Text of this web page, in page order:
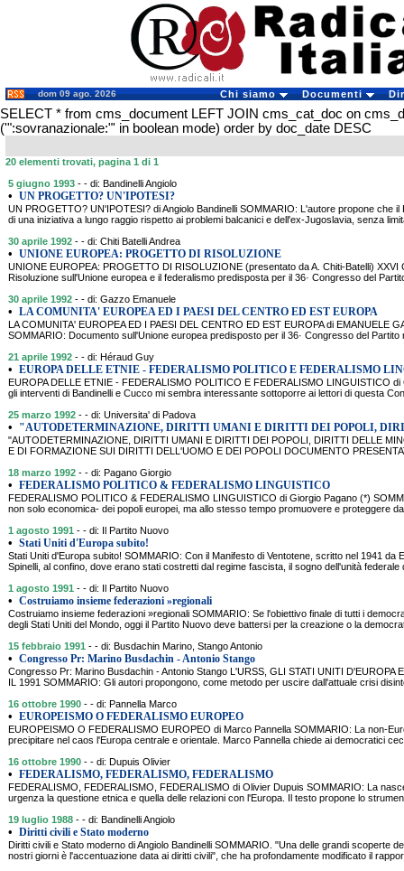
dom 09 ago. 2026 Chi siamo Documenti
SELECT * from cms_document LEFT JOIN cms_cat_doc on
('":sovranazionale:"' in boolean mode) order by doc_date DESC
20 elementi trovati, pagina 1 di 1
5 giugno 1993 - - di: Bandinelli Angiolo
• UN PROGETTO? UN'IPOTESI?
UN PROGETTO? UN'IPOTESI? di Angiolo Bandinelli SOMMARIO: L'autore propone che
di una iniziativa a lungo raggio rispetto ai problemi balcanici e dell'ex-Jugoslavia, senza
30 aprile 1992 - - di: Chiti Batelli Andrea
• UNIONE EUROPEA: PROGETTO DI RISOLUZIONE
UNIONE EUROPEA: PROGETTO DI RISOLUZIONE (presentato da A. Chiti-Batelli)
Risoluzione sull'Unione europea e il federalismo predisposta per il 36· Congresso del
30 aprile 1992 - - di: Gazzo Emanuele
• LA COMUNITA' EUROPEA ED I PAESI DEL CENTRO ED EST EUROPA
LA COMUNITA' EUROPEA ED I PAESI DEL CENTRO ED EST EUROPA di EMANUELE
SOMMARIO: Documento sull'Unione europea predisposto per il 36· Congresso del
21 aprile 1992 - - di: Héraud Guy
• EUROPA DELLE ETNIE - FEDERALISMO POLITICO E FEDERALISMO
EUROPA DELLE ETNIE - FEDERALISMO POLITICO E FEDERALISMO LINGUISTICO
gli interventi di Bandinelli e Cucco mi sembra interessante sottoporre ai lettori di questa
25 marzo 1992 - - di: Universita' di Padova
• "AUTODETERMINAZIONE, DIRITTI UMANI E DIRITTI DEI POPOLI,
"AUTODETERMINAZIONE, DIRITTI UMANI E DIRITTI DEI POPOLI, DIRITTI DELLE
E DI FORMAZIONE SUI DIRITTI DELL'UOMO E DEI POPOLI DOCUMENTO
18 marzo 1992 - - di: Pagano Giorgio
• FEDERALISMO POLITICO & FEDERALISMO LINGUISTICO
FEDERALISMO POLITICO & FEDERALISMO LINGUISTICO di Giorgio Pagano (*)
non solo economica- dei popoli europei, ma allo stesso tempo promuovere e proteggere
1 agosto 1991 - - di: Il Partito Nuovo
• Stati Uniti d'Europa subito!
Stati Uniti d'Europa subito! SOMMARIO: Con il Manifesto di Ventotene, scritto nel 1941 da
Spinelli, al confino, dove erano stati costretti dal regime fascista, il sogno dell'unità federale
1 agosto 1991 - - di: Il Partito Nuovo
• Costruiamo insieme federazioni »regionali
Costruiamo insieme federazioni »regionali SOMMARIO: Se l'obiettivo finale di tutti i
degli Stati Uniti del Mondo, oggi il Partito Nuovo deve battersi per la creazione o la
15 febbraio 1991 - - di: Busdachin Marino, Stango Antonio
• Congresso Pr: Marino Busdachin - Antonio Stango
Congresso Pr: Marino Busdachin - Antonio Stango L'URSS, GLI STATI UNITI D'EUROPA
IL 1991 SOMMARIO: Gli autori propongono, come metodo per uscire dall'attuale crisi
16 ottobre 1990 - - di: Pannella Marco
• EUROPEISMO O FEDERALISMO EUROPEO
EUROPEISMO O FEDERALISMO EUROPEO di Marco Pannella SOMMARIO: La non-
precipitare nel caos l'Europa centrale e orientale. Marco Pannella chiede ai democratici
16 ottobre 1990 - - di: Dupuis Olivier
• FEDERALISMO, FEDERALISMO, FEDERALISMO
FEDERALISMO, FEDERALISMO, FEDERALISMO di Olivier Dupuis SOMMARIO: La
urgenza la questione etnica e quella delle relazioni con l'Europa. Il testo propone lo
19 luglio 1988 - - di: Bandinelli Angiolo
• Diritti civili e Stato moderno
Diritti civili e Stato moderno di Angiolo Bandinelli SOMMARIO. "Una delle grandi scoperte
nostri giorni è l'accentuazione data ai diritti civili", che ha profondamente modificato il